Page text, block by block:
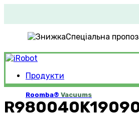
Спеціальна
Продукти
Roomba® Vacuums